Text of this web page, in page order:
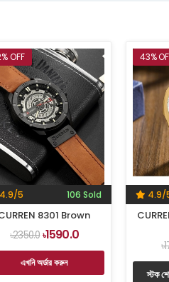
OFF
4.9/5 106 Sold
8301 Brown
৳2350.0৳1590.0
এখনি অর্ডার করুন
43%
4.9/
স্টক